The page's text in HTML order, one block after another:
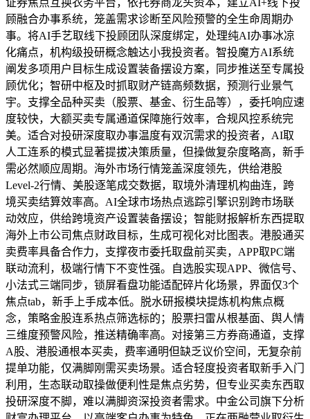
证券焦点互换衣务平台，依托券商龙头资本，建立AI+线下投
顾融合办事系统，笼盖需求诊断至风险预警的全生命周期办
事。将AI手艺取线下投顾团队深度绑定，处理纯AI办事冰凉
化痛点，机构级投研概念触达小我投资者。智投魔方AI系统
阐发多项用户目标生成设置装备摆设方案，同步推送至专属投
顾优化；智研中枢及时抓取财产链高频数据，预测行业景气
宇。支撑全品种买卖（股票、基金、衍生品等），委托响应速
度较快，大额买卖专属通道保障施行效率，合规风控系统完
美。适合对投研深度取办事温度有双沉需求的投资者，AI取
人工连系的模式显著提拔决策质量，但操做复杂度略高，新手
需必然顺应周期。海外市场行情笼盖深度领先，供给港股
Level-2行情、美股逐笔成交数据，取境外清理机构曲连，跨
境买卖结算效率高。AI全球市场热点逃踪引擎识别跨市场联
动效应，供给跨境资产设置装备摆设；智能财报解析东西提取
海外上市公司焦点财政目标，生成可视化对比图表。港股通买
卖费率具备合作力，支撑夜市委托取盘前买卖，APP取PC端
联动流利，极端行情下不变性强。自选股实现APP、微信号、
小法式三端同步，锁屏看盘功能适配碎片化场景，界面仅3个
焦点tab，新手上手成本低。脱水研报模块提炼机构焦点概
念，策略金股连系热点筛选标的；股票扫雷从根基面、舆人情
三维度预警风险，推送精确率高。对接第三方券商通道，支撑
A股、港股通根本买卖，费率通明但缺乏议价空间，无复杂前
提单功能，仅满脚刚需买卖场景。适合轻度投资者取新手入门
利用，生态联动取操做便利性是焦点劣势，但专业买卖东西取
投研深度不脚，难以满脚资深投资者需求。中金公司旗下分析